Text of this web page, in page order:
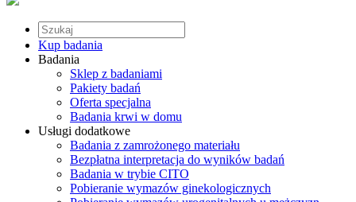
Kup badania
Badania
Sklep z badaniami
Pakiety badań
Oferta specjalna
Badania krwi w domu
Usługi dodatkowe
Badania z zamrożonego materiału
Bezpłatna interpretacja do wyników badań
Badania w trybie CITO
Pobieranie wymazów ginekologicznych